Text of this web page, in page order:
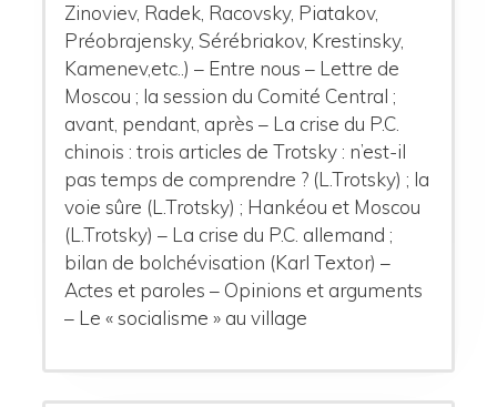
Zinoviev, Radek, Racovsky, Piatakov,
Préobrajensky, Sérébriakov, Krestinsky,
Kamenev,etc..) – Entre nous – Lettre de
Moscou ; la session du Comité Central ;
avant, pendant, après – La crise du P.C.
chinois : trois articles de Trotsky : n’est-il
pas temps de comprendre ? (L.Trotsky) ; la
voie sûre (L.Trotsky) ; Hankéou et Moscou
(L.Trotsky) – La crise du P.C. allemand ;
bilan de bolchévisation (Karl Textor) –
Actes et paroles – Opinions et arguments
– Le « socialisme » au village